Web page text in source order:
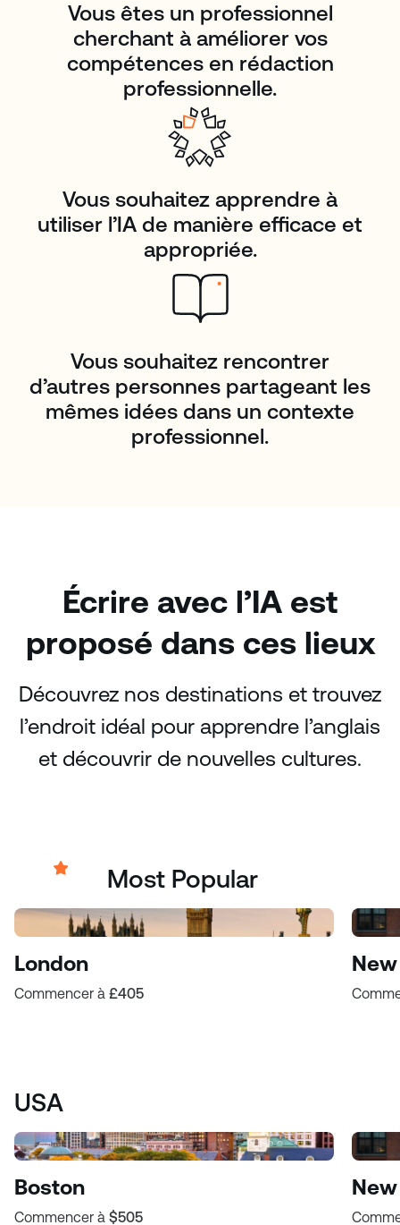
Vous êtes un professionnel
cherchant à améliorer vos
compétences en rédaction
professionnelle.
Vous souhaitez apprendre à
utiliser l’IA de manière efficace et
appropriée.
Vous souhaitez rencontrer
d’autres personnes partageant les
mêmes idées dans un contexte
professionnel.
Écrire avec l’IA est
proposé dans ces lieux
Découvrez nos destinations et trouvez
l’endroit idéal pour apprendre l’anglais
et découvrir de nouvelles cultures.
Most Popular
London
Commencer à £405
USA
Boston
Commencer à $505